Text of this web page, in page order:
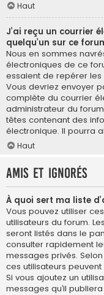
Haut
J’ai reçu un courrier
quelqu’un sur ce
Nous en sommes
électroniques de ce
essaient de repérer les
Vous devriez envoyer
complète du courrier
administrateur du
têtes contenant des
électronique. Il pourra
Haut
Amis et ignorés
À quoi sert ma liste
Vous pouvez utiliser
utilisateurs du forum.
seront listés dans le
consulter rapidement
messages privés.
ces utilisateurs
Si vous ajoutez un
messages qu’il